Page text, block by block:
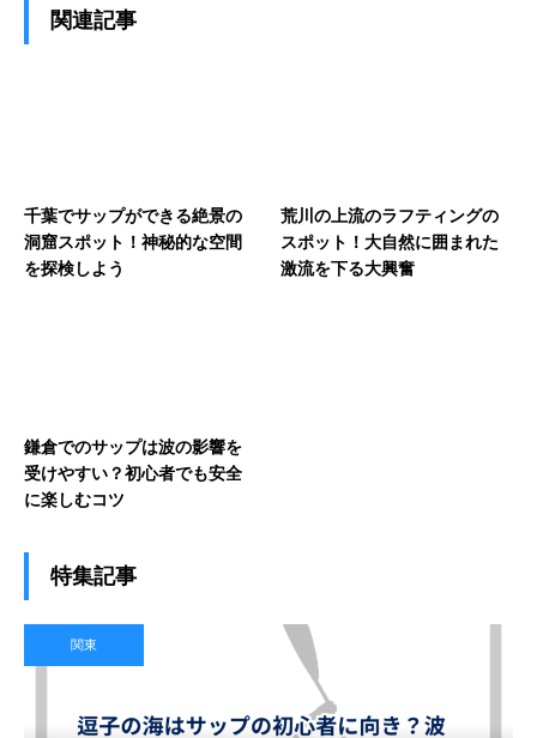
関連記事
千葉でサップができる絶景の
洞窟スポット！神秘的な空間
を探検しよう
荒川の上流のラフティングの
スポット！大自然に囲まれた
激流を下る大興奮
鎌倉でのサップは波の影響を
受けやすい？初心者でも安全
に楽しむコツ
特集記事
関東